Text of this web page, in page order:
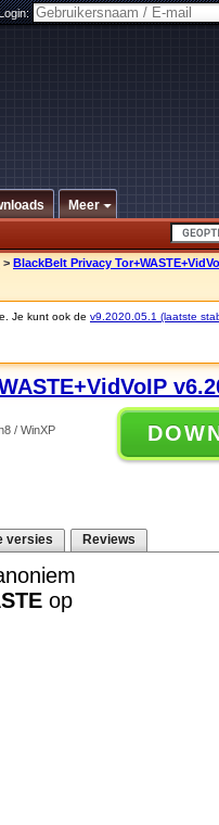
Meer
> BlackBelt Privacy
Je kunt ook de v9.2020.05.1 (laatste
/ WinXP
versies Reviews
op